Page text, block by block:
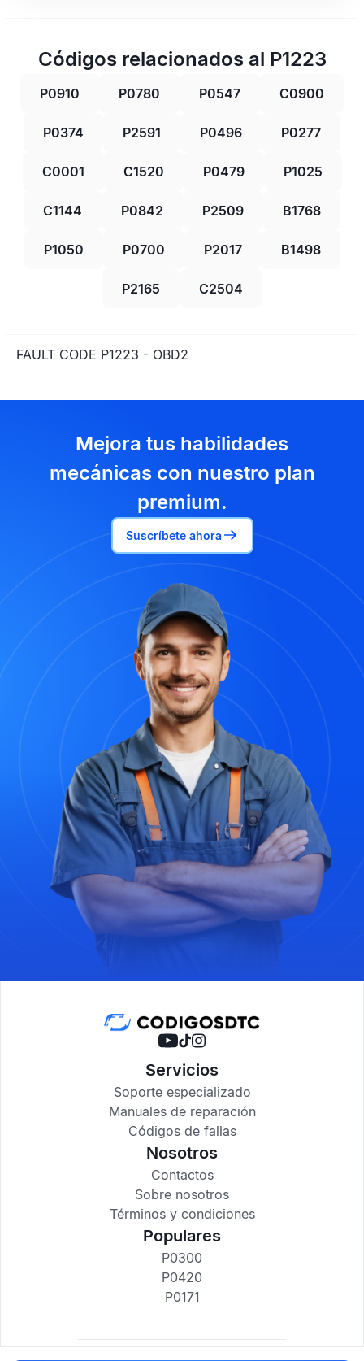
Códigos relacionados al P1223
P0910 P0780 P0547 C0900
P0374 P2591 P0496 P0277
C0001 C1520 P0479 P1025
C1144 P0842 P2509 B1768
P1050 P0700 P2017 B1498
P2165 C2504
FAULT CODE P1223 - OBD2
Mejora tus habilidades
mecánicas con nuestro plan
premium.
Suscríbete ahora
Servicios
Soporte especializado
Manuales de reparación
Códigos de fallas
Nosotros
Contactos
Sobre nosotros
Términos y condiciones
Populares
P0300
P0420
P0171